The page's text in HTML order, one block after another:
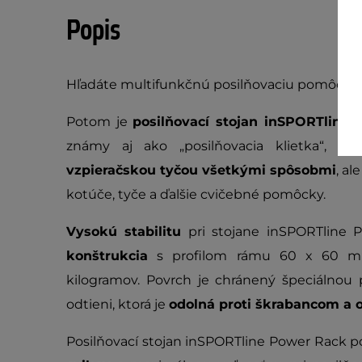
Popis
Hľadáte multifunkčnú posilňovaciu
Potom je posilňovací stojan inSPORTline
známy aj ako „posilňovacia klietka“, s
vzpieračskou tyčou všetkými spôsobmi,
kotúče, tyče a ďalšie cvičebné pomôcky.
Vysokú stabilitu pri stojane inSPORTline
konštrukcia s profilom rámu 60 x 60
kilogramov. Povrch je chránený
odtieni, ktorá je odolná proti škrabancom a
Posilňovací stojan inSPORTline Power Rack